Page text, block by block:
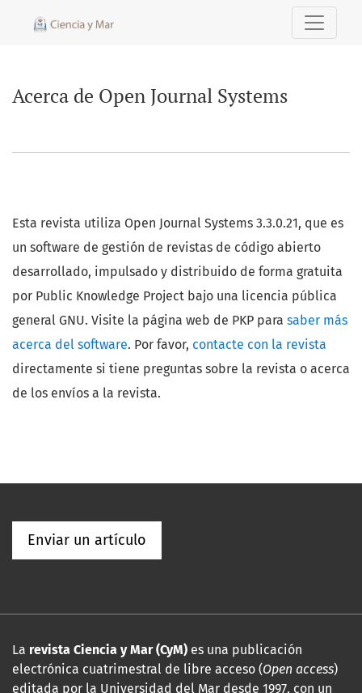
Acerca de Open Journal Systems
Esta revista utiliza Open Journal Systems 3.3.0.21, que es
un software de gestión de revistas de código abierto
desarrollado, impulsado y distribuido de forma gratuita
por Public Knowledge Project bajo una licencia pública
general GNU. Visite la página web de PKP para saber más
acerca del software. Por favor, contacte con la revista
directamente si tiene preguntas sobre la revista o acerca
de los envíos a la revista.
Enviar un artículo
La revista Ciencia y Mar (CyM) es una publicación
electrónica cuatrimestral de libre acceso (Open access)
editada por la Universidad del Mar desde 1997, con un